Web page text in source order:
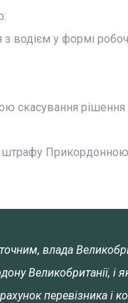
водієм у формі
скасування
влада
Великобританії,
перевізника